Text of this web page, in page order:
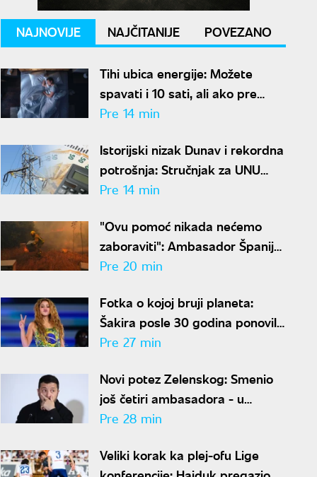
NAJNOVIJE NAJČITANIJE POVEZANO
Tihi ubica energije: Možete
spavati i 10 sati, ali ako pre
kreveta radite ovo, organizam
Pre 14 min
Istorijski nizak Dunav i rekordna
potrošnja: Stručnjak za UNU
otkriva kako uštedeti struju
Pre 14 min
"Ovu pomoć nikada nećemo
zaboraviti": Ambasador Španije
zahvalio Srbiji na borbi protiv
Pre 20 min
Fotka o kojoj bruji planeta:
Šakira posle 30 godina ponovila
istu pozu, ljudi u čudu - "Kako je
Pre 27 min
Novi potez Zelenskog: Smenio
još četiri ambasadora - u
Hrvatskoj, Albaniji, Crnoj Gori i
Pre 28 min
Veliki korak ka plej-ofu Lige